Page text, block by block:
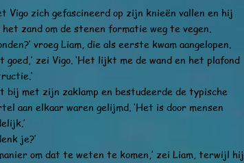
Vigo zich gefascineerd op zijn knieën vallen en hij
zand om de stenen formatie weg te vegen.
vroeg Liam, die als eerste kwam aangelopen.
zei Vigo. ‘Het lijkt me de wand en het plafond
zijn zaklamp en bestudeerde de typische
aan elkaar waren gelijmd. ‘Het is door mensen
je?’
om dat te weten te komen,’ zei Liam, terwijl hij